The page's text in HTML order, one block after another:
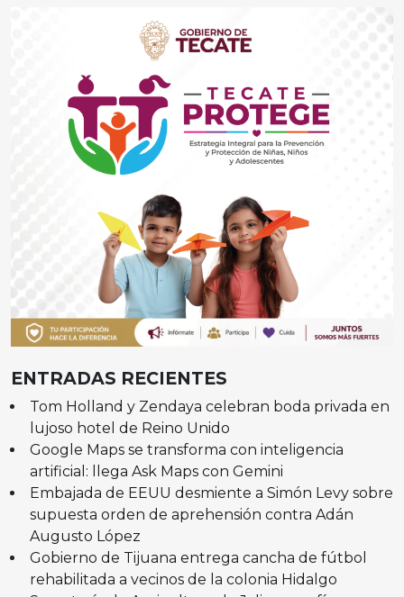
ENTRADAS RECIENTES
Tom Holland y Zendaya celebran boda privada en
lujoso hotel de Reino Unido
Google Maps se transforma con inteligencia
artificial: llega Ask Maps con Gemini
Embajada de EEUU desmiente a Simón Levy sobre
supuesta orden de aprehensión contra Adán
Augusto López
Gobierno de Tijuana entrega cancha de fútbol
rehabilitada a vecinos de la colonia Hidalgo